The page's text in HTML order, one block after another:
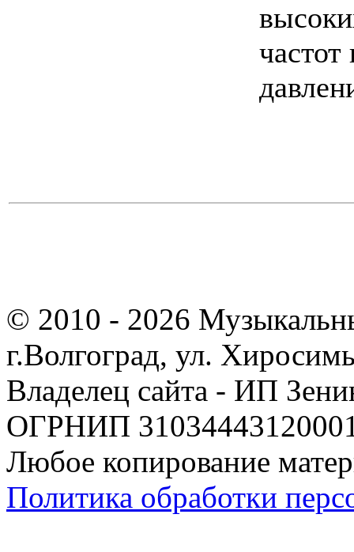
© 2010 - 2026
г.Волгоград, ул.
Владелец сайта - ИП
ОГРНИП
Любое копирование
Политика обработки